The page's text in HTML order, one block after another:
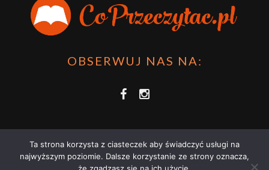
OBSERWUJ NAS NA:
Ta strona korzysta z ciasteczek aby świadczyć usługi na
najwyższym poziomie. Dalsze korzystanie ze strony oznacza,